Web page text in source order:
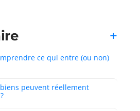
ce qui entre (ou non)
peuvent réellement